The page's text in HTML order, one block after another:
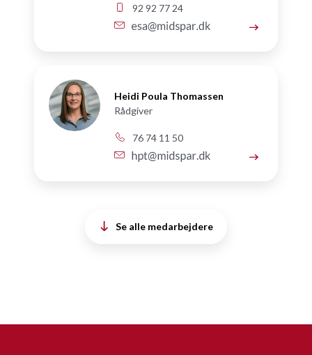
92 92 77 24
Heidi Poula Thomassen
Rådgiver
76 74 11 50
Se alle medarbejdere